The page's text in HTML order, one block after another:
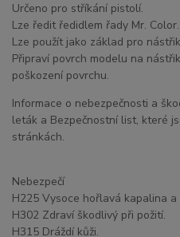
Určeno pro stříkání pistolí.
Lze ředit ředidlem řady Mr. Color.
Lze použít jako základ pro
Připraví povrch modelu na
poškození povrchu.
Informace o nebezpečnosti a
leták a Bezpečnostní list, které
stránkách.
Nebezpečí
H225 Vysoce hořlavá kapalina a
H302 Zdraví škodlivý při požití.
H315 Dráždí kůži.